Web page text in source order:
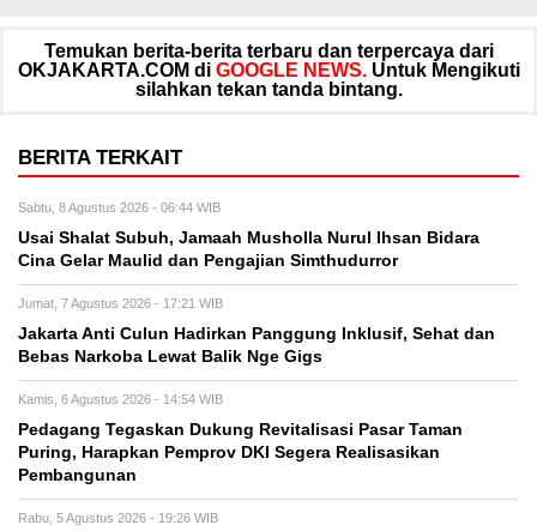
Temukan berita-berita terbaru dan terpercaya dari
OKJAKARTA.COM di GOOGLE NEWS. Untuk Mengikuti
silahkan tekan tanda bintang.
BERITA TERKAIT
Sabtu, 8 Agustus 2026 - 06:44 WIB
Usai Shalat Subuh, Jamaah Musholla Nurul Ihsan Bidara
Cina Gelar Maulid dan Pengajian Simthudurror
Jumat, 7 Agustus 2026 - 17:21 WIB
Jakarta Anti Culun Hadirkan Panggung Inklusif, Sehat dan
Bebas Narkoba Lewat Balik Nge Gigs
Kamis, 6 Agustus 2026 - 14:54 WIB
Pedagang Tegaskan Dukung Revitalisasi Pasar Taman
Puring, Harapkan Pemprov DKI Segera Realisasikan
Pembangunan
Rabu, 5 Agustus 2026 - 19:26 WIB